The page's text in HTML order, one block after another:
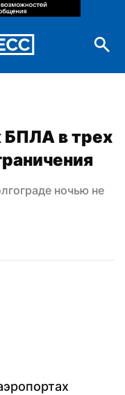
БПЛА в трех
ночью не